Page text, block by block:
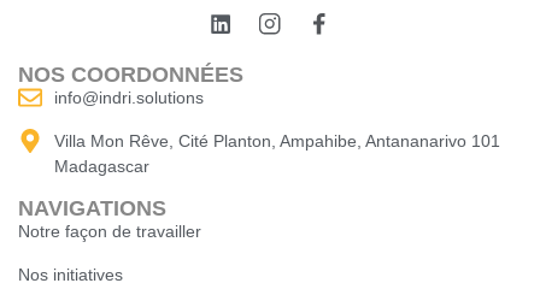
NOS COORDONNÉES
info@indri.solutions
Villa Mon Rêve, Cité Planton, Ampahibe, Antananarivo 101
Madagascar
NAVIGATIONS
Notre façon de travailler
Nos initiatives